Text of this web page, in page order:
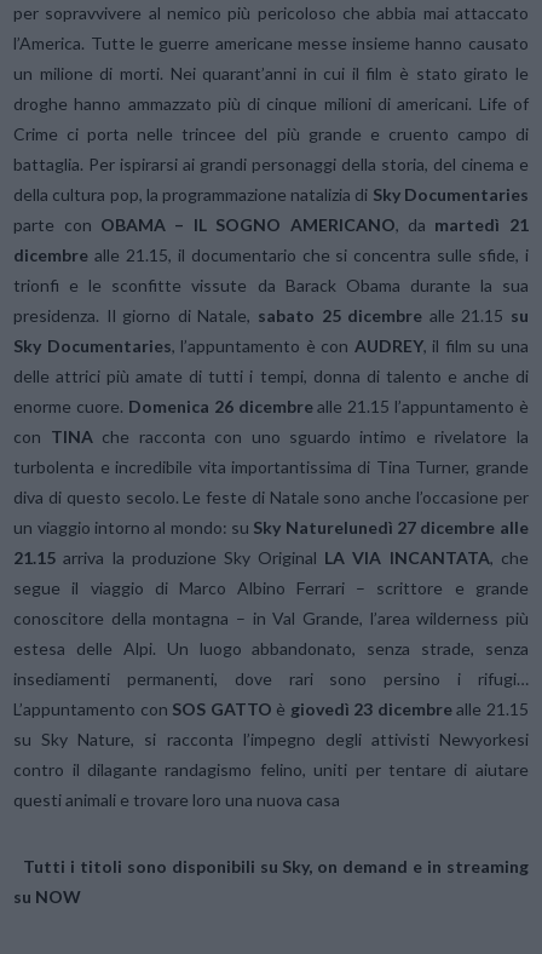
per sopravvivere al nemico più pericoloso che abbia mai attaccato
l’America. Tutte le guerre americane messe insieme hanno causato
un milione di morti. Nei quarant’anni in cui il film è stato girato le
droghe hanno ammazzato più di cinque milioni di americani. Life of
Crime ci porta nelle trincee del più grande e cruento campo di
battaglia. Per ispirarsi ai grandi personaggi della storia, del cinema e
della cultura pop, la programmazione natalizia di Sky Documentaries
parte con OBAMA – IL SOGNO AMERICANO, da martedì 21
dicembrealle 21.15, il documentario che si concentra sulle sfide, i
trionfi e le sconfitte vissute da Barack Obama durante la sua
presidenza. Il giorno di Natale, sabato 25 dicembre alle 21.15 su
Sky Documentaries, l’appuntamento è con AUDREY, il film su una
delle attrici più amate di tutti i tempi, donna di talento e anche di
enorme cuore. Domenica 26 dicembrealle 21.15 l’appuntamento è
con TINA che racconta con uno sguardo intimo e rivelatore la
turbolenta e incredibile vita importantissima di Tina Turner, grande
diva di questo secolo. Le feste di Natale sono anche l’occasione per
un viaggio intorno al mondo: su Sky Naturelunedì 27 dicembre alle
21.15 arriva la produzione Sky Original LA VIA INCANTATA, che
segue il viaggio di Marco Albino Ferrari – scrittore e grande
conoscitore della montagna – in Val Grande, l’area wilderness più
estesa delle Alpi. Un luogo abbandonato, senza strade, senza
insediamenti permanenti, dove rari sono persino i rifugi…
L’appuntamento con SOS GATTO è giovedì 23 dicembrealle 21.15
su Sky Nature, si racconta l’impegno degli attivisti Newyorkesi
contro il dilagante randagismo felino, uniti per tentare di aiutare
questi animali e trovare loro una nuova casa
Tutti i titoli sono disponibili su Sky, on demand e in streaming
su NOW